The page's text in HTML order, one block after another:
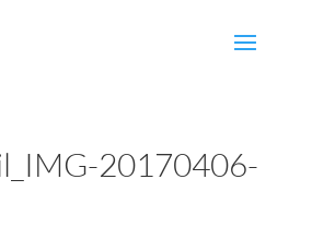
20170406-